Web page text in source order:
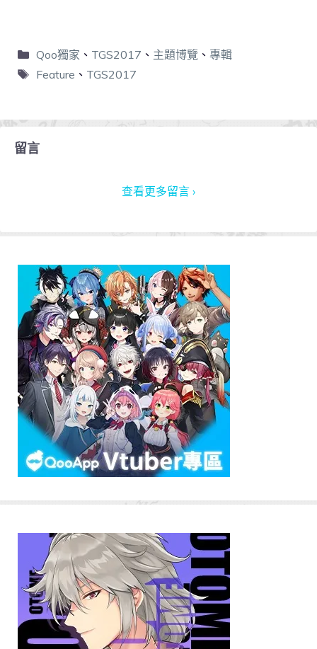
Qoo獨家 、 TGS2017 、 主題博覽 、 專輯
Feature 、 TGS2017
留言
查看更多留言 ›